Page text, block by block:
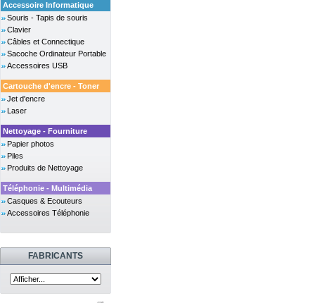
Accessoire Informatique
Souris - Tapis de souris
Clavier
Câbles et Connectique
Sacoche Ordinateur Portable
Accessoires USB
Cartouche d'encre - Toner
Jet d'encre
Laser
Nettoyage - Fourniture
Papier photos
Piles
Produits de Nettoyage
Téléphonie - Multimédia
Casques & Ecouteurs
Accessoires Téléphonie
FABRICANTS